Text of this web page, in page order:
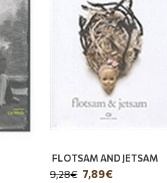
FLOTSAM AND JETSAM
7,89€
9,28€